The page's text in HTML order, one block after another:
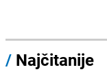
/ Najčitanije